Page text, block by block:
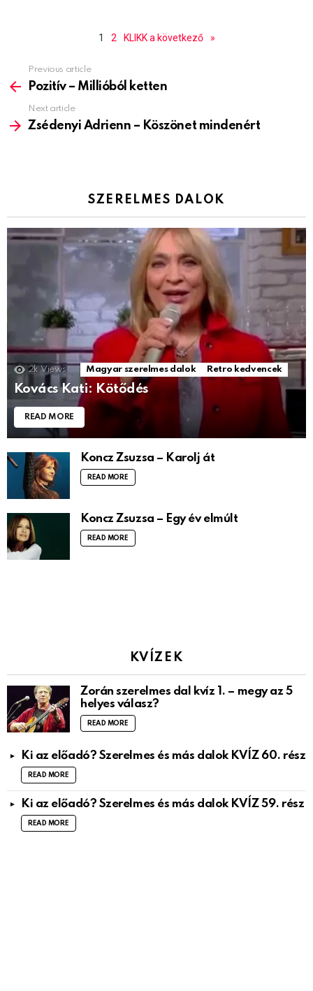
1 2 KLIKK a következő »
more
Previous article
Pozitív – Millióból ketten
Next article
Zsédenyi Adrienn – Köszönet mindenért
SZERELMES DALOK
2k Views Magyar szerelmes dalok Retro kedvencek
Kovács Kati: Kötődés
READ MORE
Koncz Zsuzsa – Karolj át
READ MORE
Koncz Zsuzsa – Egy év elmúlt
READ MORE
KVÍZEK
Zorán szerelmes dal kvíz 1. – megy az 5
helyes válasz?
READ MORE
Ki az előadó? Szerelmes és más dalok KVÍZ 60. rész
READ MORE
Ki az előadó? Szerelmes és más dalok KVÍZ 59. rész
READ MORE